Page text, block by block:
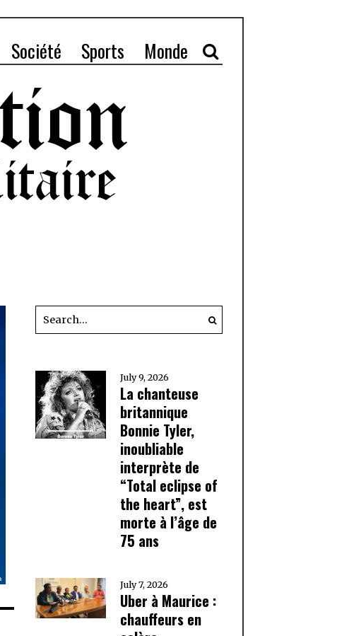
Société Sports Monde
July 9, 2026
La chanteuse
britannique
Bonnie Tyler,
inoubliable
interprète de
“Total eclipse of
the heart”, est
morte à l’âge de
75 ans
July 7, 2026
Uber à Maurice :
chauffeurs en